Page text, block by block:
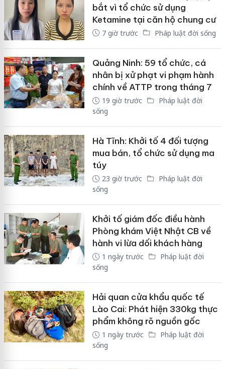
bắt vì tổ chức sử dụng
Ketamine tại căn hộ chung cư
7 giờ trước Pháp luật đời sống
Quảng Ninh: 59 tổ chức, cá
nhân bị xử phạt vi phạm hành
chính về ATTP trong tháng 7
19 giờ trước
Pháp luật đời
sống
Hà Tĩnh: Khởi tố 4 đối tượng
mua bán, tổ chức sử dụng ma
túy
23 giờ trước
Pháp luật đời
sống
Khởi tố giám đốc điều hành
Phòng khám Việt Nhật CB về
hành vi lừa dối khách hàng
1 ngày trước
Pháp luật đời
sống
Hải quan cửa khẩu quốc tế
Lào Cai: Phát hiện 330kg thực
phẩm không rõ nguồn gốc
1 ngày trước
Pháp luật đời
sống